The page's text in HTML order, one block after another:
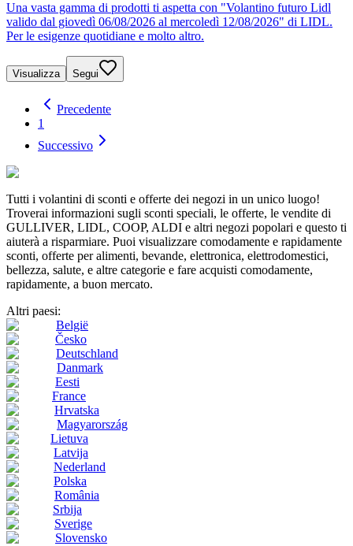
Una vasta gamma di prodotti ti aspetta con "Volantino futuro Lidl
valido dal giovedì 06/08/2026 al mercoledì 12/08/2026" di LIDL.
Per le esigenze quotidiane e molto altro.
Visualizza Segui
Precedente
1
Successivo
Tutti i volantini di sconti e offerte dei negozi in un unico luogo!
Troverai informazioni sugli sconti speciali, le offerte, le vendite di
GULLIVER, LIDL, COOP, ALDI e altri negozi popolari e questo ti
aiuterà a risparmiare. Puoi visualizzare comodamente e rapidamente
sconti, offerte per alimenti, bevande, elettronica, elettrodomestici,
bellezza, salute, e altre categorie e fare acquisti comodamente,
rapidamente, a buon mercato.
Altri paesi:
België
Česko
Deutschland
Danmark
Eesti
France
Hrvatska
Magyarország
Lietuva
Latvija
Nederland
Polska
România
Srbija
Sverige
Slovensko